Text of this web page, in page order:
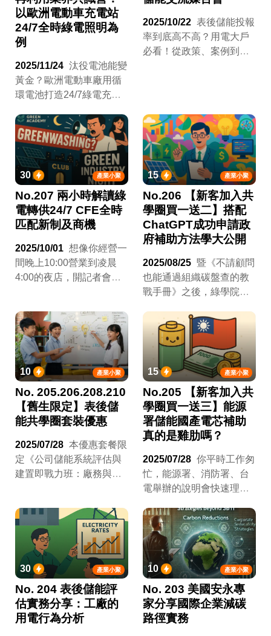
以歐洲電動車充電站
24/7全時綠電照明為
例
2025/11/24 汰役電池能變
黃金？歐洲電動車廠用循
環電池打造24/7綠電充電
灣企業如何從「表後儲
能」與「自建回收鏈」搶
得新商機？
2025/10/22 表後儲能投報
率到底高不高？用電大戶
必看！從政策、案例到
產業小聚
30
No.207 兩小時解讀綠
電轉供24/7 CFE全時
匹配新制及商機
2025/10/01 想像你經營一
間晚上10:00營業到凌晨
4:00的夜店，開記者會宣
團體發現你買的全是白天
才發電的太陽光電，發電
跟用電的完全不匹配，於
是再開另一個記者會質疑
你漂綠，得到社會各界廣
泛的支持，於是正妹再也
不來你的週四淑女之夜
了。
產業小聚
15
No.206 【新客加入共
學圈買一送二】搭配
ChatGPT成功申請政
府補助方法學大公開
2025/08/25 暨《不請顧問
也能通過組織碳盤查的教
戰手冊》之後，綠學院又
上一趴《能源署儲能國產
電芯補助真的是雞肋
嗎？》，我們收到更多的
詢問，也越來越多人報名
《公司儲能系統評估與建
置即戰力班：廠務與服務
商共學圈》課程。雖然政
府補助只是短期的催化
劑，不是企業能夠長期依
客戶開啟興趣的敲門磚。
產業小聚
10
No. 205.206.208.210
【舊生限定】表後儲
能共學圈套裝優惠
2025/07/28 本優惠套餐限
定《公司儲能系統評估與
建置即戰力班：廠務與服
程，建議先報名課程(超連
結同樣的課程)，或是點選
這裡(等Hao的原價宣傳文
案頁面完成後再設定)辦理
新生入學。
產業小聚
15
No.205 【新客加入共
學圈買一送三】能源
署儲能國產電芯補助
真的是雞肋嗎？
2025/07/28 你平時工作匆
忙，能源署、消防署、台
電舉辦的說明會快速理解
場工作，來不及靜下來深
思市場動向與解法，要你
去上課，跟你說86%上過
《公司儲能系統評估與建
置即戰力班：廠務與服務
商共學圈》課程的學員給
予課程實用性五顆星好
評，你覺得找不出時間。
產業小聚
30
No. 204 表後儲能評
估實務分享：工廠的
用電行為分析
產業小聚
10
No. 203 美國安永專
家分享國際企業減碳
路徑實務